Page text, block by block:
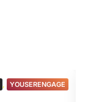
, YOUSERENGAGE